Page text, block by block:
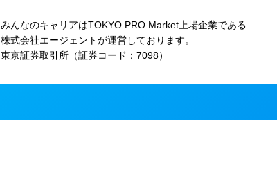
みんなのキャリアはTOKYO PRO Market上場企業である
株式会社エージェントが運営しております。
東京証券取引所（証券コード：7098）